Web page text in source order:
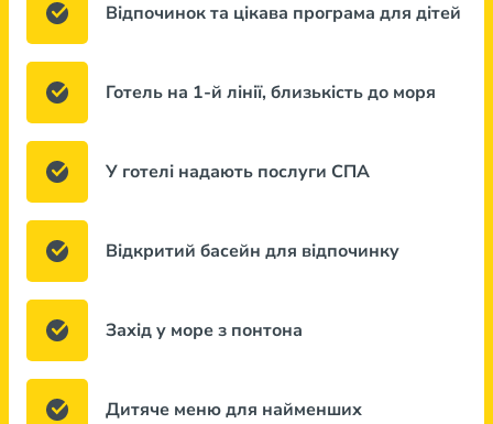
Відпочинок та цікава програма для дітей
Готель на 1-й лінії, близькість до моря
У готелі надають послуги СПА
Відкритий басейн для відпочинку
Захід у море з понтона
Дитяче меню для найменших